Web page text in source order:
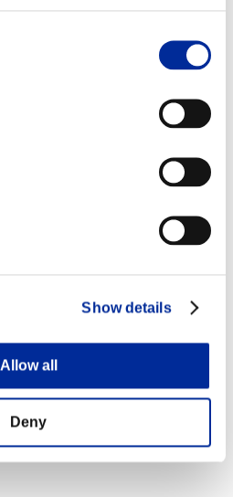
Show details
Allow all
Deny